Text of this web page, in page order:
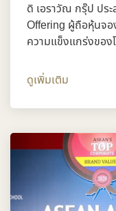
ดิ เอราวัณ กรุ๊ป ปร
Offering ผู้ถือหุ้นจ
ความแข็งแกร่งของ
ดูเพิ่มเติม